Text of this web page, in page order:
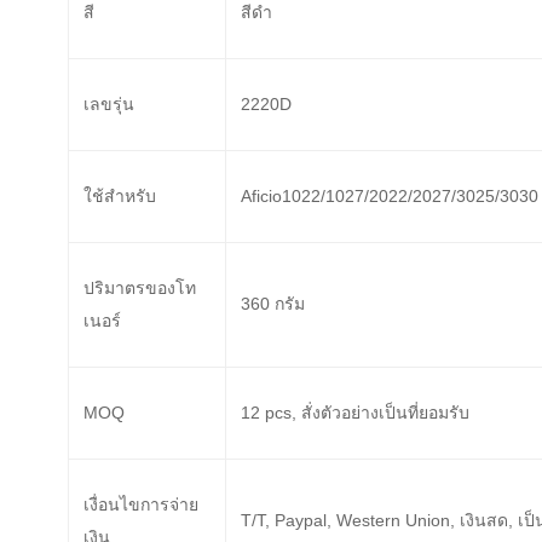
สี สีดํา
เลขรุ่น 2220D
ใช้สําหรับ Aficio1022/1027/2022/2027/3025/3030
ปริมาตรของโท
เนอร์
360 กรัม
MOQ 12 pcs, สั่งตัวอย่างเป็นที่ยอมรับ
เงื่อนไขการจ่าย
เงิน
T/T, Paypal, Western Union, เงินสด, เ